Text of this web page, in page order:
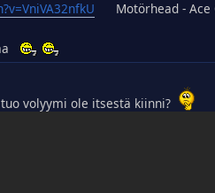
Motörhead - Ace
volyymi ole itsestä kiinni?